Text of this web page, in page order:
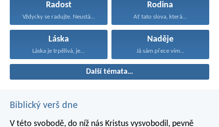
Radost
Vždycky se radujte. Neustále...
Rodina
Ať tato slova, která...
Láska
Láska je trpělivá, je...
Naděje
Já sám přece vím...
Další témata…
Biblický verš dne
V této svobodě, do níž nás Kristus vysvobodil, pevně